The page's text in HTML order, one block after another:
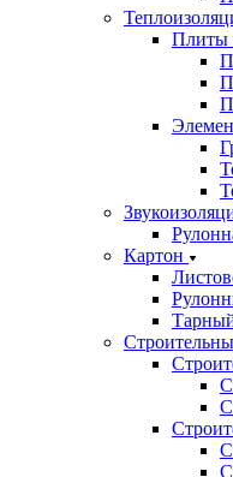
Плиты
Картон